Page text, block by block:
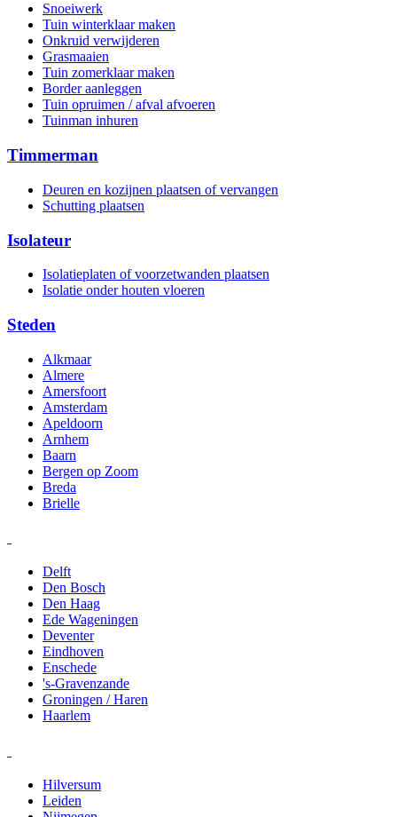
Snoeiwerk
Tuin winterklaar maken
Onkruid verwijderen
Grasmaaien
Tuin zomerklaar maken
Border aanleggen
Tuin opruimen / afval afvoeren
Tuinman inhuren
Timmerman
Deuren en kozijnen plaatsen of vervangen
Schutting plaatsen
Isolateur
Isolatieplaten of voorzetwanden plaatsen
Isolatie onder houten vloeren
Steden
Alkmaar
Almere
Amersfoort
Amsterdam
Apeldoorn
Arnhem
Baarn
Bergen op Zoom
Breda
Brielle
Delft
Den Bosch
Den Haag
Ede Wageningen
Deventer
Eindhoven
Enschede
's-Gravenzande
Groningen / Haren
Haarlem
Hilversum
Leiden